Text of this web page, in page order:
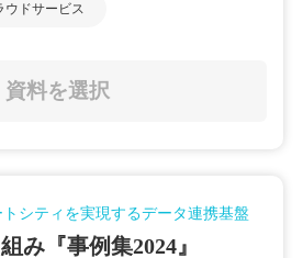
ウドサービス
資料を選択
トシティを実現するデータ連携基盤
み『事例集2024』